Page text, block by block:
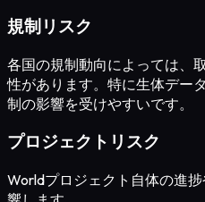
規制リスク
各国の規制動向によっては、
性があります。特に生体デー
制の影響を受けやすいです。
プロジェクトリスク
Worldプロジェクト自体の進